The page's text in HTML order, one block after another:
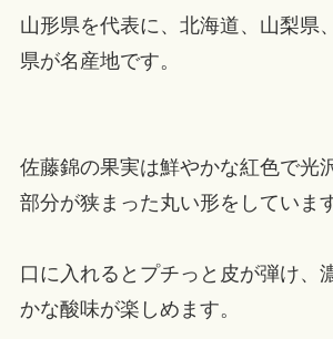
山形県を代表に、北海道、山梨県
県が名産地です。
佐藤錦の果実は鮮やかな紅色で光
部分が狭まった丸い形をしています
口に入れるとプチっと皮が弾け、
かな酸味が楽しめます。